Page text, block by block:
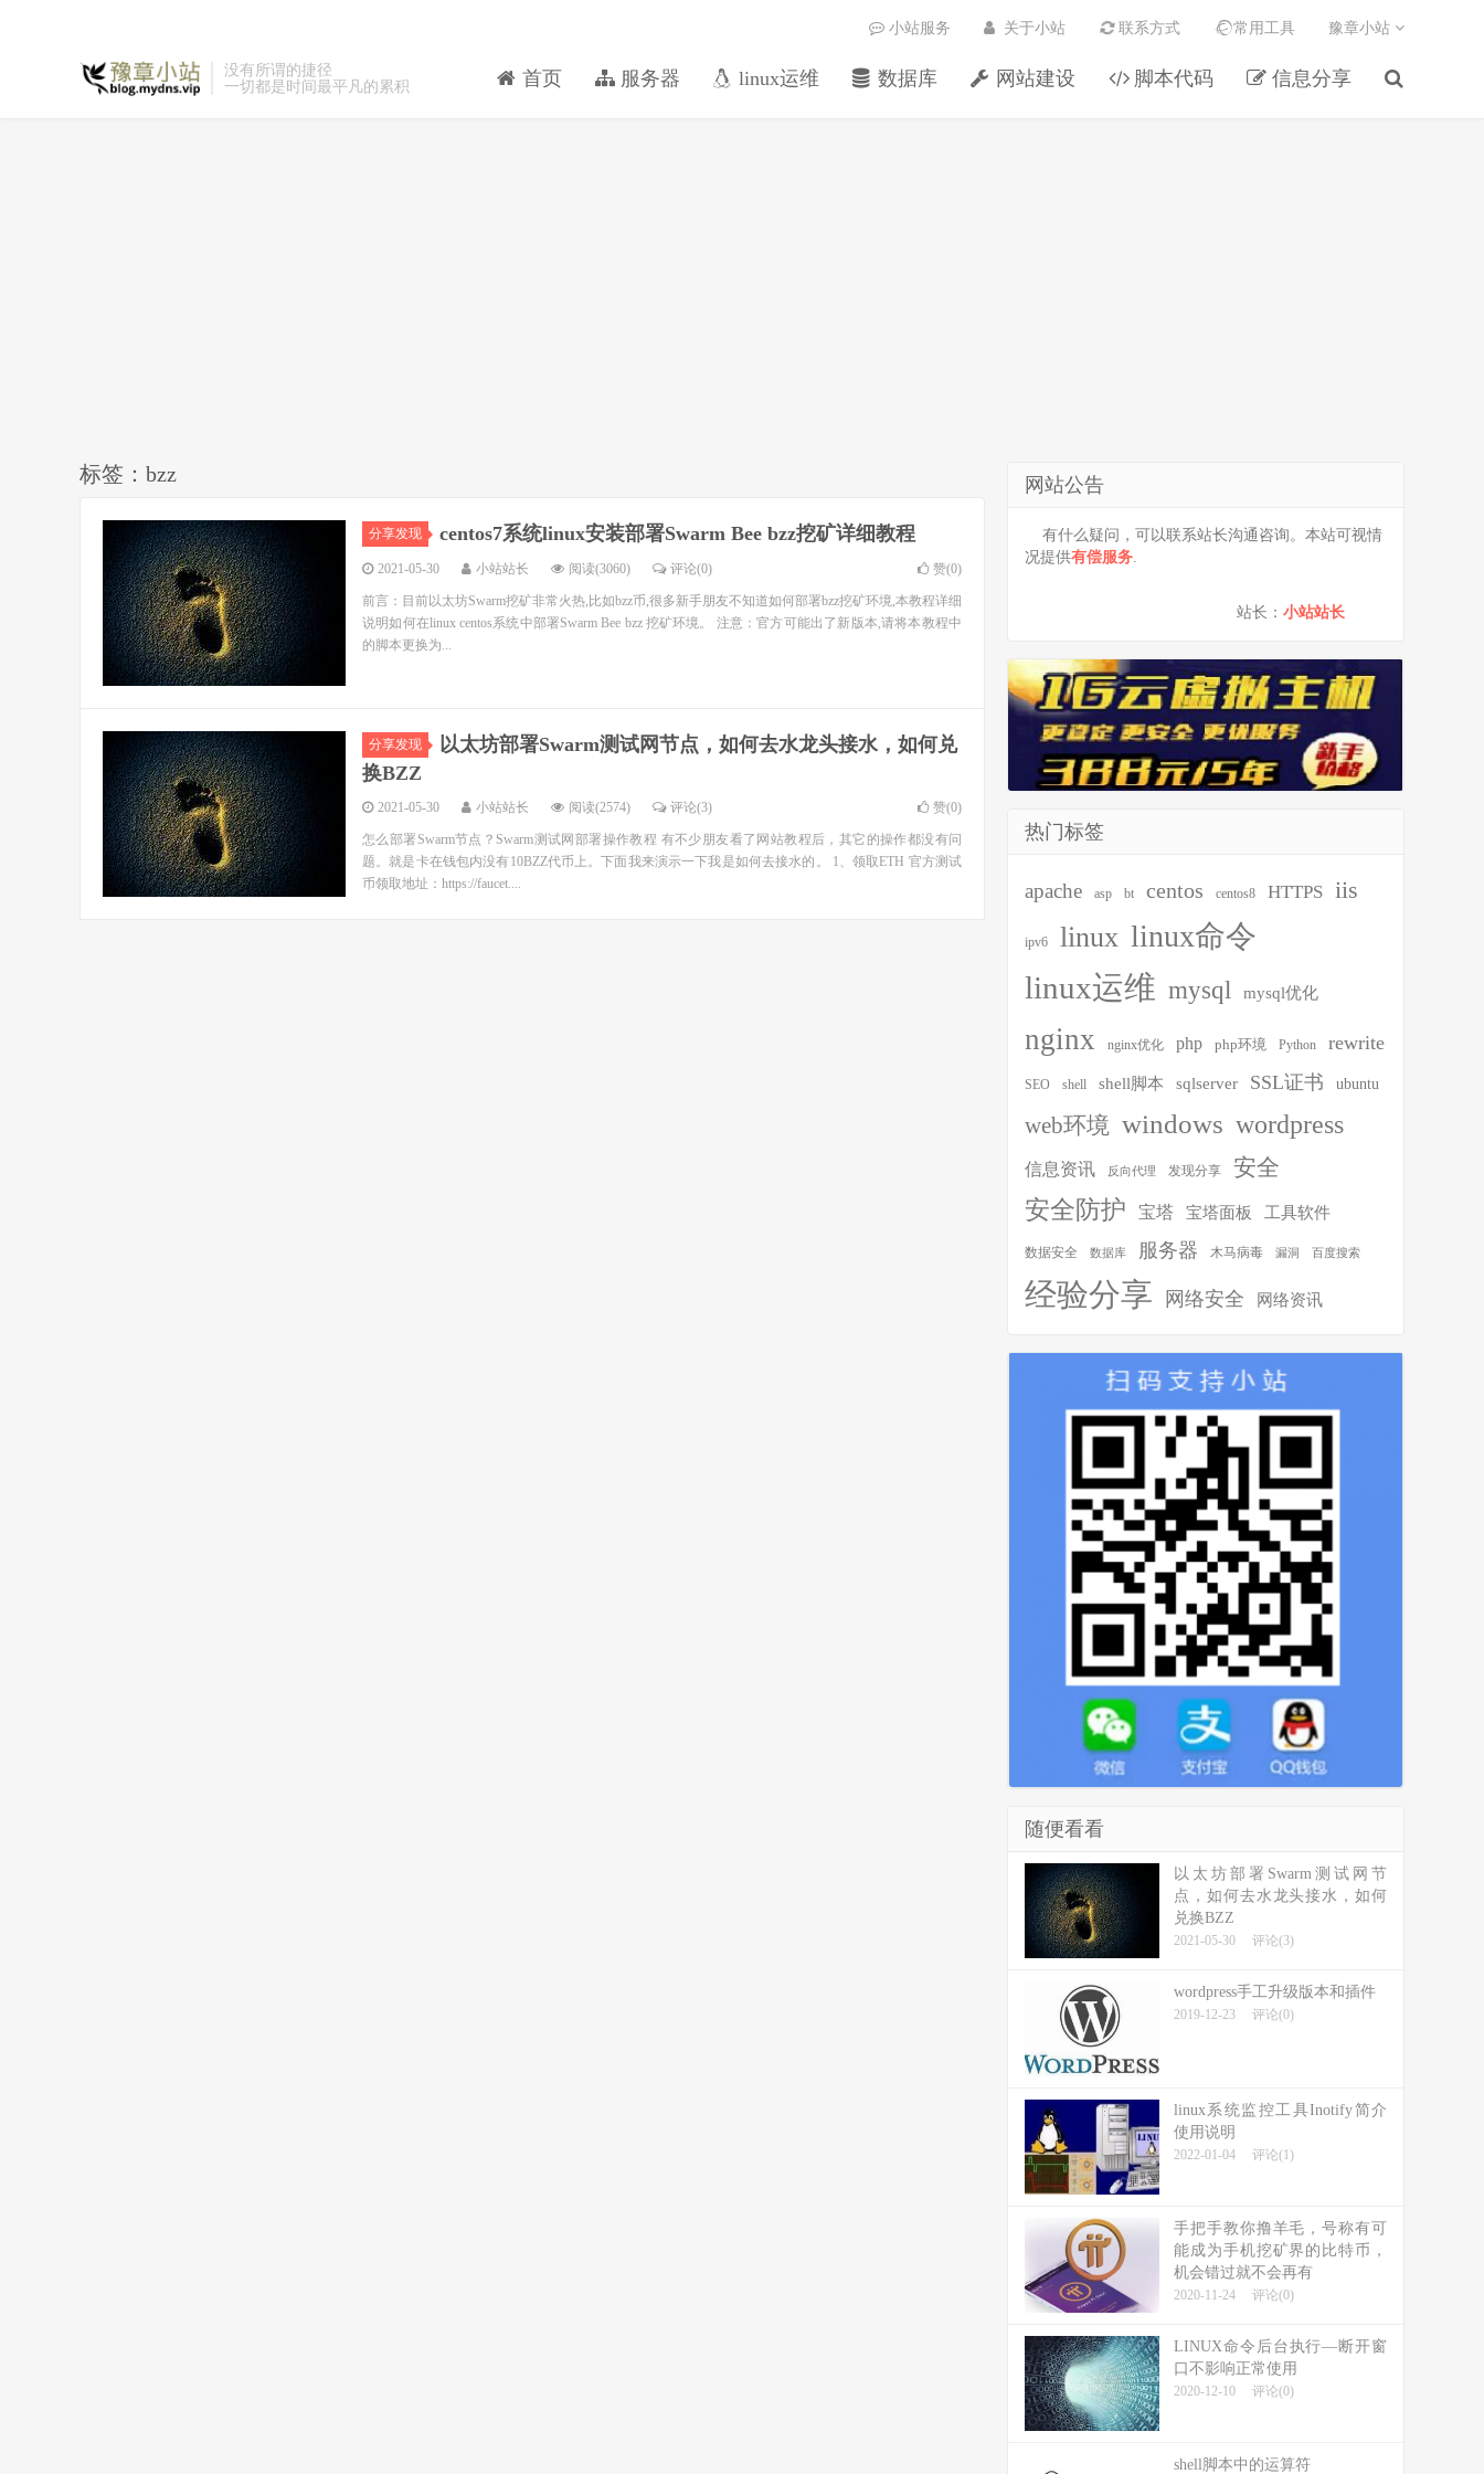
没有所谓的捷径
一切都是时间最平凡的累积
首页 服务器 linux运维 数据库 网站建设 脚本代码 信息分享
小站服务 关于小站 联系方式 常用工具 豫章小站
标签：bzz
分享发现 centos7系统linux安装部署Swarm Bee bzz挖矿详细教程
2021-05-30 小站站长 阅读(3060) 评论(0) 赞(0)
前言：目前以太坊Swarm挖矿非常火热,比如bzz币,很多新手朋友不知道如何部署bzz挖矿环境,本教程详细
说明如何在linux centos系统中部署Swarm Bee bzz 挖矿环境。 注意：官方可能出了新版本,请将本教程中
的脚本更换为...
分享发现
以太坊部署Swarm测试网节点，如何去水龙头接水，如何兑
换BZZ
2021-05-30 小站站长 阅读(2574) 评论(3) 赞(0)
怎么部署Swarm节点？Swarm测试网部署操作教程 有不少朋友看了网站教程后，其它的操作都没有问
题。就是卡在钱包内没有10BZZ代币上。下面我来演示一下我是如何去接水的。 1、领取ETH 官方测试
币领取地址：https://faucet....
网站公告
有什么疑问，可以联系站长沟通咨询。本站可视情
况提供有偿服务.
站长： 小站站长
热门标签
apache asp bt centos centos8 HTTPS iis
ipv6 linux linux命令
linux运维 mysql mysql优化
nginx nginx优化 php php环境 Python rewrite
SEO shell shell脚本 sqlserver SSL证书 ubuntu
web环境 windows wordpress
信息资讯 反向代理 发现分享 安全
安全防护 宝塔 宝塔面板 工具软件
数据安全 数据库 服务器 木马病毒 漏洞 百度搜索
经验分享 网络安全 网络资讯
随便看看
以太坊部署Swarm测试网节
点，如何去水龙头接水，如何
兑换BZZ
2021-05-30 评论(3)
wordpress手工升级版本和插件
2019-12-23 评论(0)
linux系统监控工具Inotify简介
使用说明
2022-01-04 评论(1)
手把手教你撸羊毛，号称有可
能成为手机挖矿界的比特币，
机会错过就不会再有
2020-11-24 评论(0)
LINUX命令后台执行—断开窗
口不影响正常使用
2020-12-10 评论(0)
shell脚本中的运算符